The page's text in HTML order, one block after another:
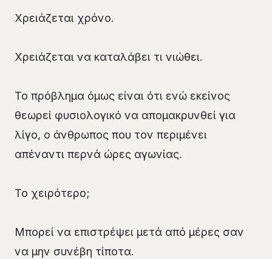
Χρειάζεται χρόνο.
Χρειάζεται να καταλάβει τι νιώθει.
Το πρόβλημα όμως είναι ότι ενώ εκείνος
θεωρεί φυσιολογικό να απομακρυνθεί για
λίγο, ο άνθρωπος που τον περιμένει
απέναντι περνά ώρες αγωνίας.
Το χειρότερο;
Μπορεί να επιστρέψει μετά από μέρες σαν
να μην συνέβη τίποτα.